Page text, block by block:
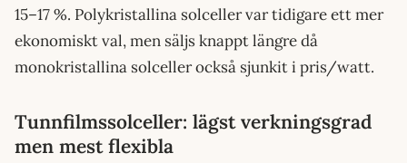
15–17 %. Polykristallina solceller var tidigare ett mer
ekonomiskt val, men säljs knappt längre då
monokristallina solceller också sjunkit i pris/watt.
Tunnfilmssolceller: lägst verkningsgrad
men mest flexibla